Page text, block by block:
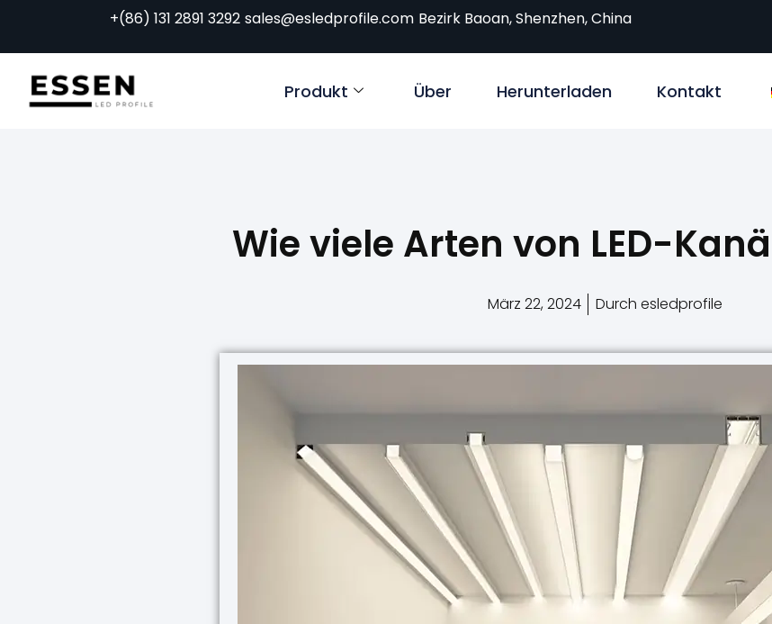
+(86) 131 2891 3292 sales@esledprofile.com Bezirk Baoan, Shenzhen, China
Produkt Über Herunterladen Kontakt
Wie viele Arten von LED-
März 22, 2024 Durch esledprofile